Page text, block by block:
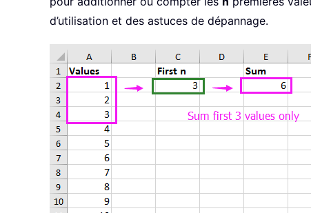
d’utilisation et des astuces de dépannage.